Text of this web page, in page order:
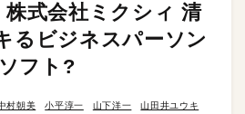
株式会社ミクシィ 清
るビジネスパーソン
フト?
村朝美 小平淳一 山下洋一
山田井ユウキ